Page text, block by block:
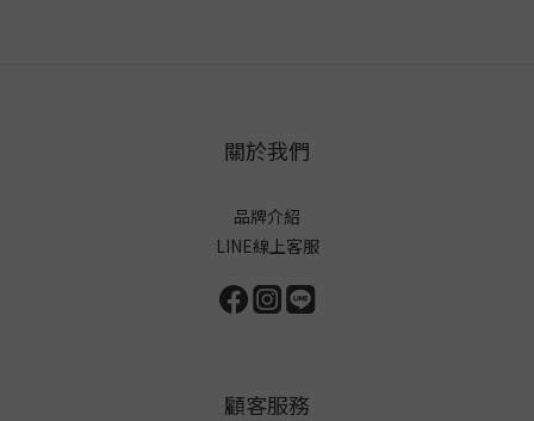
關於我們
品牌介紹
LINE線上客服
顧客服務